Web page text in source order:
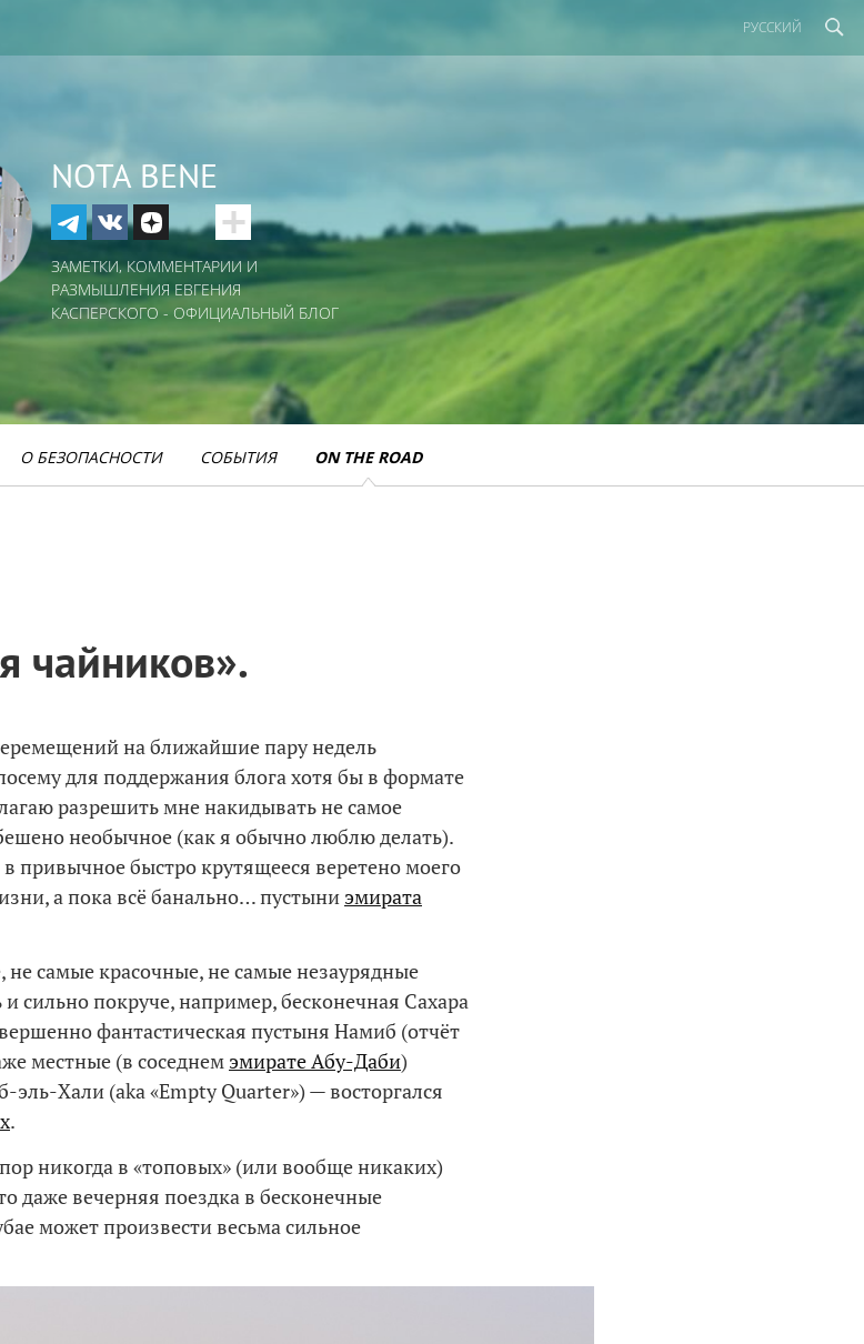
РУССКИЙ
NOTA BENE
ЗАМЕТКИ, КОММЕНТАРИИ И
РАЗМЫШЛЕНИЯ ЕВГЕНИЯ
КАСПЕРСКОГО - ОФИЦИАЛЬНЫЙ БЛОГ
О БЕЗОПАСНОСТИ СОБЫТИЯ ON THE ROAD
чайников».
на ближайшие пару недель
для поддержания блога хотя бы в формате
разрешить мне накидывать не самое
необычное (как я обычно люблю делать).
привычное быстро крутящееся веретено моего
а пока всё банально… пустыни эмирата
не самые красочные, не самые незаурядные
сильно покруче, например, бесконечная Сахара
фантастическая пустыня Намиб (отчёт
местные (в соседнем эмирате Абу-Даби)
Хали (aka «Empty Quarter») — восторгался
.
никогда в «топовых» (или вообще никаких)
даже вечерняя поездка в бесконечные
может произвести весьма сильное